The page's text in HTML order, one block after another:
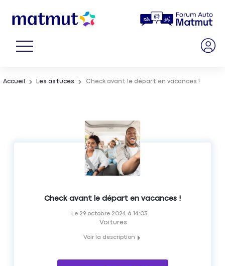
Accueil Les astuces Check avant le départ en vacances !
Check avant le départ en vacances !
Le 29 octobre 2024 à 14:03
Voitures
Voir la description